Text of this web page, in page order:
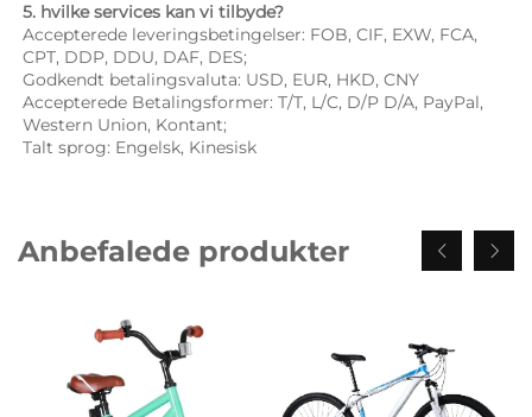
5. hvilke services kan vi tilbyde?
Accepterede leveringsbetingelser: FOB, CIF, EXW, FCA,
CPT, DDP, DDU, DAF, DES;
Godkendt betalingsvaluta: USD, EUR, HKD, CNY
Accepterede Betalingsformer: T/T, L/C, D/P D/A, PayPal,
Western Union, Kontant;
Talt sprog: Engelsk, Kinesisk
Anbefalede produkter